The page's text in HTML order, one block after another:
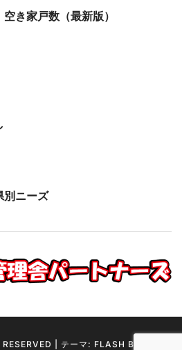
き家戸数（最新版）
別ニーズ
テーマ: FLASH BLOG BY